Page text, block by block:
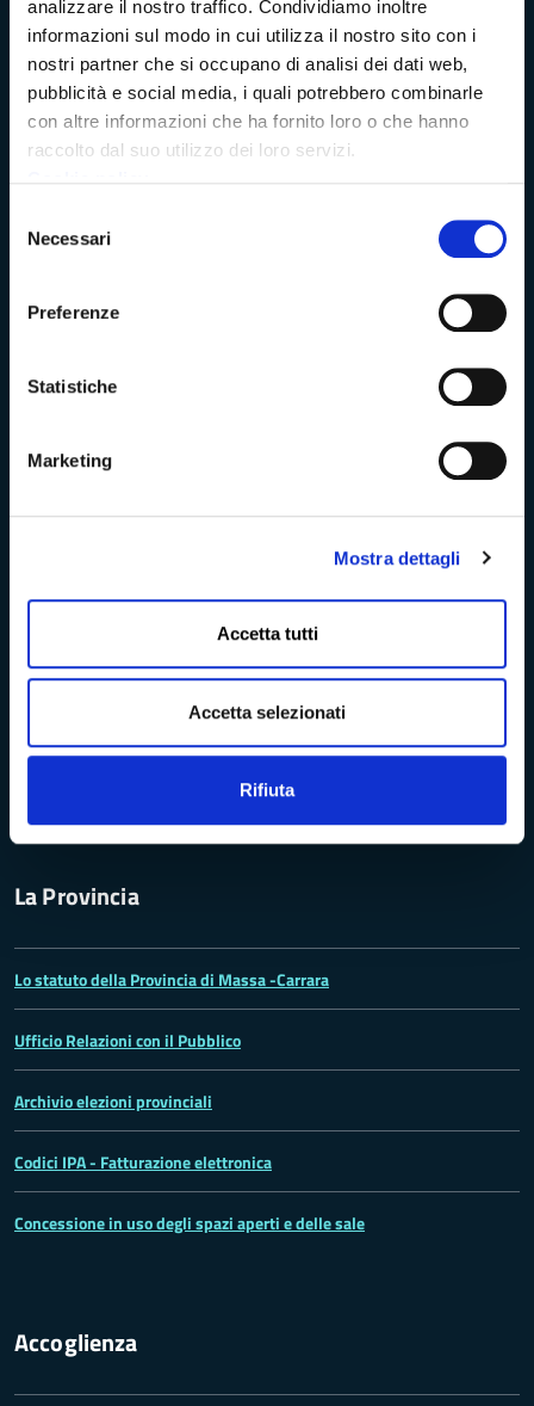
analizzare il nostro traffico. Condividiamo inoltre
informazioni sul modo in cui utilizza il nostro sito con i
nostri partner che si occupano di analisi dei dati web,
pubblicità e social media, i quali potrebbero combinarle
con altre informazioni che ha fornito loro o che hanno
raccolto dal suo utilizzo dei loro servizi.
delNecessari
Preferenze
Statistiche
Marketing
Mostra dettagli
Accetta tutti
Accetta selezionati
Rifiuta
Amministrazione Trasparente
Albo pretorio
Bandi di concorso
Vivere Massa-Carrara
Archivio della Provincia di Massa-Carrara
Istituto Valorizzazione Castelli
La Provincia
Lo statuto della Provincia di Massa -Carrara
Ufficio Relazioni con il Pubblico
Archivio elezioni provinciali
Codici IPA - Fatturazione elettronica
Concessione in uso degli spazi aperti e delle sale
Accoglienza